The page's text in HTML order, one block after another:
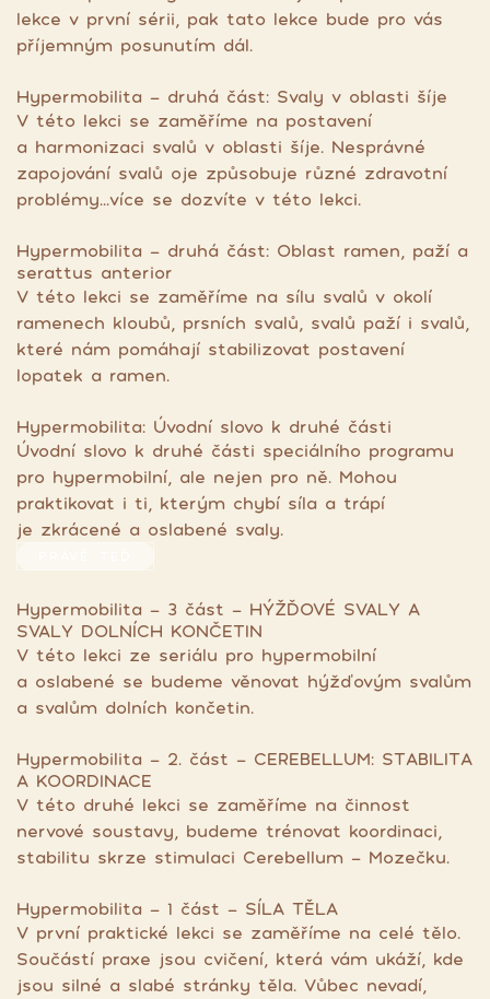
lekce v první sérii, pak tato lekce bude pro vás
příjemným posunutím dál.
Hypermobilita - druhá část: Svaly v oblasti šíje
V této lekci se zaměříme na postavení
a harmonizaci svalů v oblasti šíje. Nesprávné
zapojování svalů oje způsobuje různé zdravotní
problémy...více se dozvíte v této lekci.
Hypermobilita - druhá část: Oblast ramen, paží a
serattus anterior
V této lekci se zaměříme na sílu svalů v okolí
ramenech kloubů, prsních svalů, svalů paží i svalů,
které nám pomáhají stabilizovat postavení
lopatek a ramen.
Hypermobilita: Úvodní slovo k druhé části
Úvodní slovo k druhé části speciálního programu
pro hypermobilní, ale nejen pro ně. Mohou
praktikovat i ti, kterým chybí síla a trápí
je zkrácené a oslabené svaly.
Hypermobilita - 3 část - HÝŽĎOVÉ SVALY A
SVALY DOLNÍCH KONČETIN
V této lekci ze seriálu pro hypermobilní
a oslabené se budeme věnovat hýžďovým svalům
a svalům dolních končetin.
Hypermobilita - 2. část - CEREBELLUM: STABILITA
A KOORDINACE
V této druhé lekci se zaměříme na činnost
nervové soustavy, budeme trénovat koordinaci,
stabilitu skrze stimulaci Cerebellum - Mozečku.
Hypermobilita - 1 část - SÍLA TĚLA
V první praktické lekci se zaměříme na celé tělo.
Součástí praxe jsou cvičení, která vám ukáží, kde
jsou silné a slabé stránky těla. Vůbec nevadí,